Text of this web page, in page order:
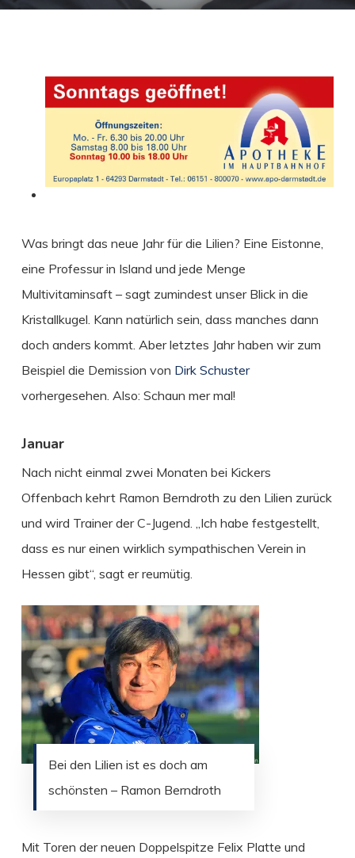
Was bringt das neue Jahr für die Lilien? Eine Eistonne,
eine Professur in Island und jede Menge
Multivitaminsaft – sagt zumindest unser Blick in die
Kristallkugel. Kann natürlich sein, dass manches dann
doch anders kommt. Aber letztes Jahr haben wir zum
Beispiel die Demission von Dirk Schuster
vorhergesehen. Also: Schaun mer mal!
Januar
Nach nicht einmal zwei Monaten bei Kickers
Offenbach kehrt Ramon Berndroth zu den Lilien zurück
und wird Trainer der C-Jugend. „Ich habe festgestellt,
dass es nur einen wirklich sympathischen Verein in
Hessen gibt“, sagt er reumütig.
Bei den Lilien ist es doch am
schönsten – Ramon Berndroth
Mit Toren der neuen Doppelspitze Felix Platte und